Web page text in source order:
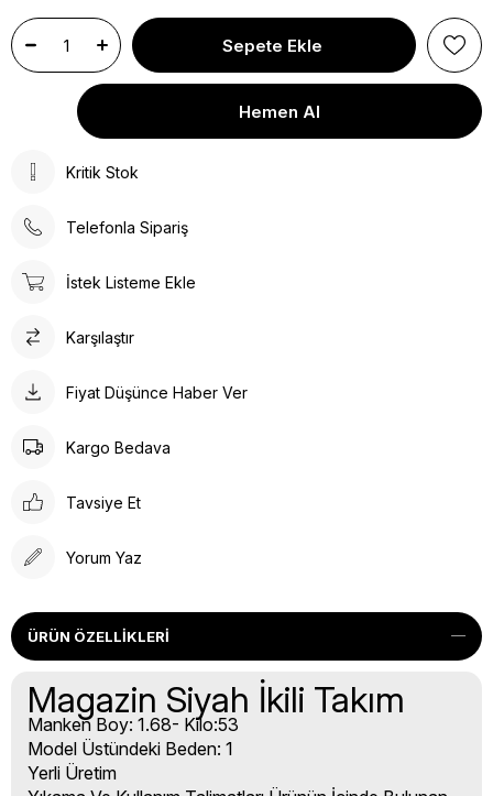
Kritik Stok
Telefonla Sipariş
İstek Listeme Ekle
Karşılaştır
Fiyat Düşünce Haber Ver
Kargo Bedava
Tavsiye Et
Yorum Yaz
ÜRÜN ÖZELLIKLERI
Magazin Siyah İkili Takım
Manken Boy: 1.68- Kilo:53
Model Üstündeki Beden: 1
Yerli Üretim